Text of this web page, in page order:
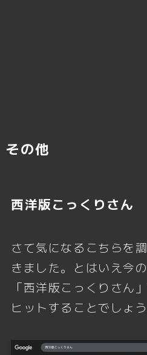
その他
西洋版こっくりさん
さて気になるこちらを
きました。とはいえ今
「西洋版こっくりさん
ヒットすることでしょう